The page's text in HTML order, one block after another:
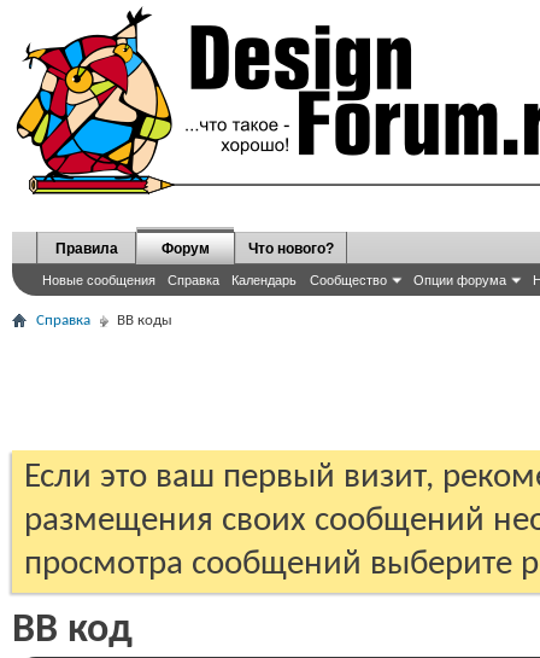
Правила Форум
Новые сообщения Справка Календарь Сообщество Опции форума
Что нового?
Справка BB коды
Если это ваш первый визит,
размещения своих сообщений
просмотра сообщений выберите
BB код